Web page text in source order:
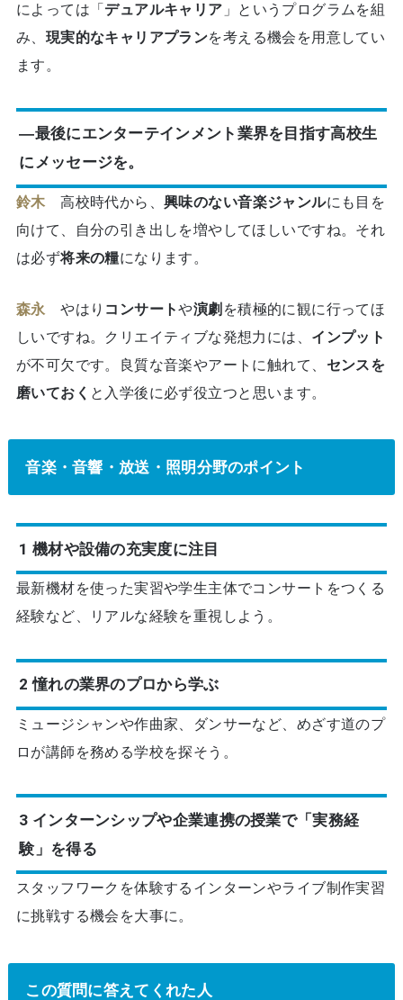
によっては「 デュアルキャリア 」というプログラムを組
み、 現実的なキャリアプランを考える機会を用意してい
ます。
―最後にエンターテインメント業界を目指す高校生
にメッセージを。
鈴木 高校時代から、興味のない音楽ジャンルにも目を
向けて、自分の引き出しを増やしてほしいですね。それ
は必ず将来の糧になります。
森永 やはり コンサートや演劇 を積極的に観に行ってほ
しいですね。クリエイティブな発想力には、 インプット
が不可欠です。良質な音楽やアートに触れて、 センスを
磨いておく と入学後に必ず役立つと思います。
音楽・音響・放送・照明分野のポイント
1 機材や設備の充実度に注目
最新機材を使った実習や学生主体でコンサートをつくる
経験など、リアルな経験を重視しよう。
2 憧れの業界のプロから学ぶ
ミュージシャンや作曲家、ダンサーなど、めざす道のプ
ロが講師を務める学校を探そう。
3 インターンシップや企業連携の授業で「実務経
験」を得る
スタッフワークを体験するインターンやライブ制作実習
に挑戦する機会を大事に。
この質問に答えてくれた人